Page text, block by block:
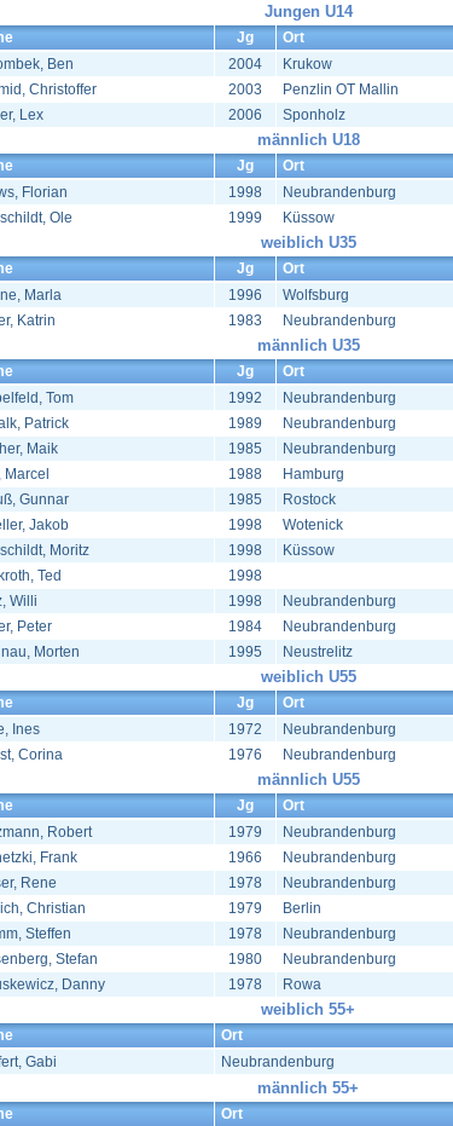
Jungen U14
Jg
Ort
Ben 2004
Krukow
Christoffer 2003
Penzlin OT Mallin
Lex 2006 Sponholz
männlich U18
Jg
Ort
Florian 1998
Neubrandenburg
Ole 1999 Küssow
weiblich U35
Jg
Ort
Marla 1996
Wolfsburg
Katrin 1983 Neubrandenburg
männlich U35
Jg
Ort
Tom 1992
Neubrandenburg
Patrick 1989
Neubrandenburg
Maik 1985
Neubrandenburg
Marcel 1988
Hamburg
Gunnar 1985
Rostock
Jakob 1998
Wotenick
Moritz 1998
Küssow
Ted
1998
Willi 1998
Neubrandenburg
Peter 1984
Neubrandenburg
Morten 1995 Neustrelitz
weiblich U55
Jg
Ort
Ines 1972
Neubrandenburg
Corina 1976 Neubrandenburg
männlich U55
Jg
Ort
Robert 1979
Neubrandenburg
Frank 1966
Neubrandenburg
Rene 1978
Neubrandenburg
Christian 1979
Berlin
Steffen 1978
Neubrandenburg
Stefan 1980
Neubrandenburg
Danny 1978 Rowa
weiblich 55+
Ort
Gabi Neubrandenburg
männlich 55+
Ort